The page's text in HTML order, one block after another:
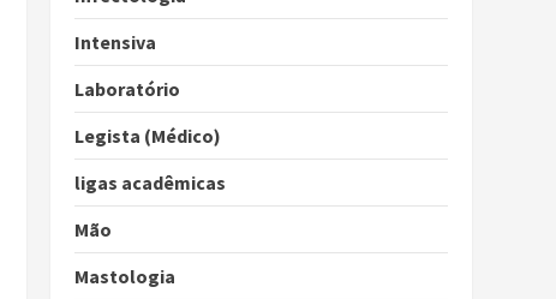
Intensiva
Laboratório
Legista (Médico)
ligas acadêmicas
Mão
Mastologia